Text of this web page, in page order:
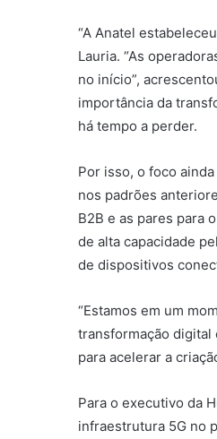
“A Anatel
Lauria. “As
no início”,
importância da
há tempo a perder.
Por isso, o foco
nos padrões
B2B e as pares para
de alta capacidade
de dispositivos
“Estamos em um
transformação digital
para acelerar a
Para o executivo da
infraestrutura 5G no